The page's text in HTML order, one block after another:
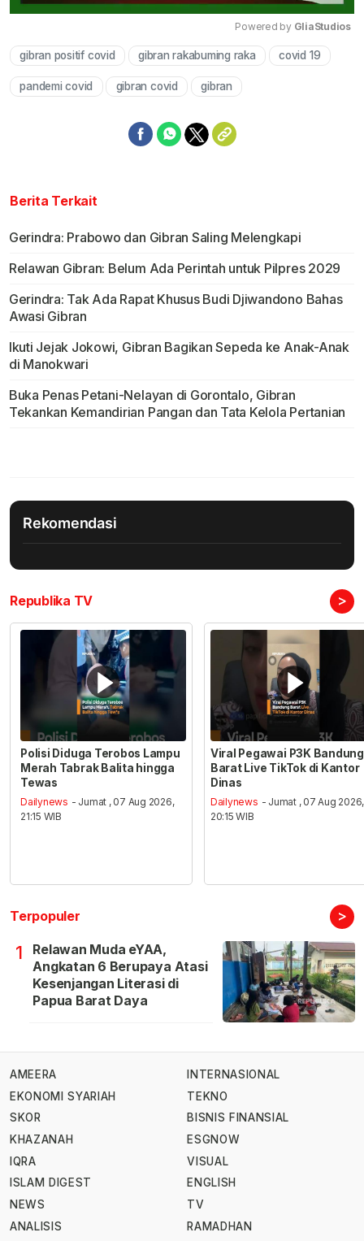
Mute
Powered by GliaStudios
gibran positif covid gibran rakabuming raka covid 19
pandemi covid gibran covid gibran
Berita Terkait
Gerindra: Prabowo dan Gibran Saling Melengkapi
Relawan Gibran: Belum Ada Perintah untuk Pilpres 2029
Gerindra: Tak Ada Rapat Khusus Budi Djiwandono Bahas
Awasi Gibran
Ikuti Jejak Jokowi, Gibran Bagikan Sepeda ke Anak-Anak
di Manokwari
Buka Penas Petani-Nelayan di Gorontalo, Gibran
Tekankan Kemandirian Pangan dan Tata Kelola Pertanian
Rekomendasi
Republika TV >
Polisi Diduga Terobos Lampu
Merah Tabrak Balita hingga
Tewas
Dailynews - Jumat , 07 Aug 2026,
21:15 WIB
Viral Pegawai P3K Bandung
Barat Live TikTok di Kantor
Dinas
Dailynews - Jumat , 07 Aug 2026,
20:15 WIB
Terpopuler >
1
Relawan Muda eYAA,
Angkatan 6 Berupaya Atasi
Kesenjangan Literasi di
Papua Barat Daya
AMEERA
EKONOMI SYARIAH
SKOR
KHAZANAH
IQRA
ISLAM DIGEST
NEWS
ANALISIS
INTERNASIONAL
TEKNO
BISNIS FINANSIAL
ESGNOW
VISUAL
ENGLISH
TV
RAMADHAN